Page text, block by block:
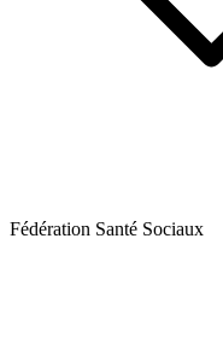
Fédération Santé Sociaux